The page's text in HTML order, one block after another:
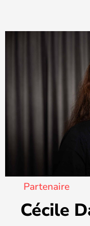
Partenaire
Cécile